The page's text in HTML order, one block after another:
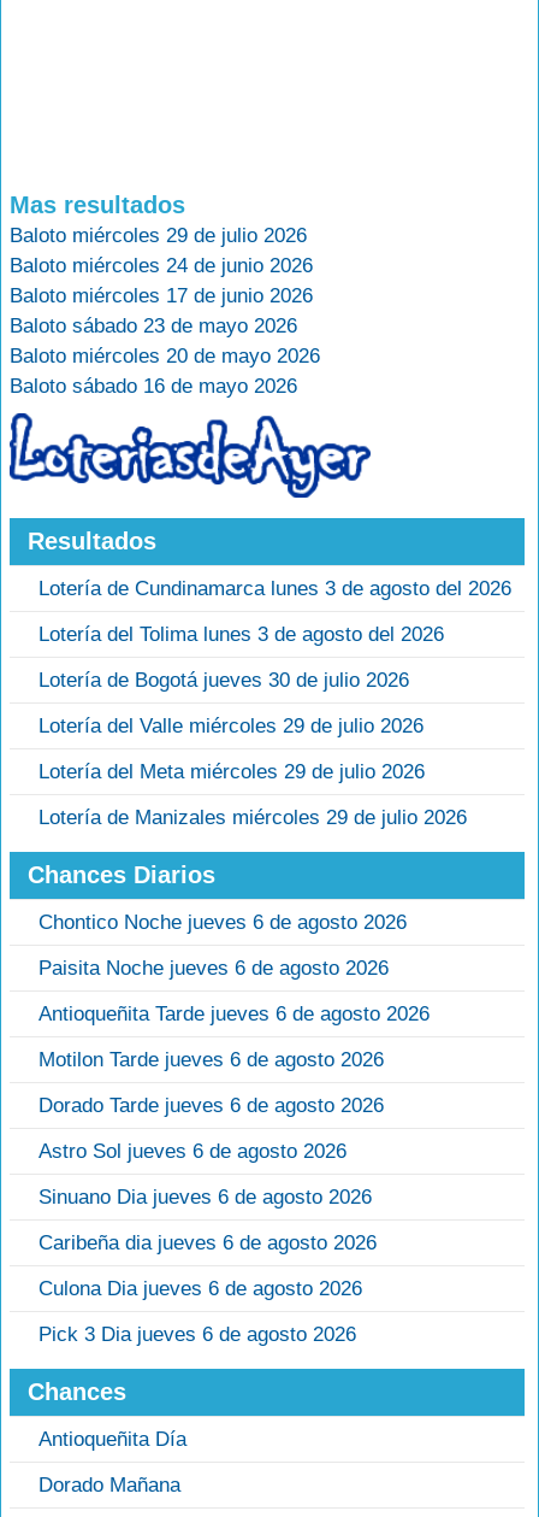
Mas resultados
Baloto miércoles 29 de julio 2026
Baloto miércoles 24 de junio 2026
Baloto miércoles 17 de junio 2026
Baloto sábado 23 de mayo 2026
Baloto miércoles 20 de mayo 2026
Baloto sábado 16 de mayo 2026
Resultados
Lotería de Cundinamarca lunes 3 de agosto del 2026
Lotería del Tolima lunes 3 de agosto del 2026
Lotería de Bogotá jueves 30 de julio 2026
Lotería del Valle miércoles 29 de julio 2026
Lotería del Meta miércoles 29 de julio 2026
Lotería de Manizales miércoles 29 de julio 2026
Chances Diarios
Chontico Noche jueves 6 de agosto 2026
Paisita Noche jueves 6 de agosto 2026
Antioqueñita Tarde jueves 6 de agosto 2026
Motilon Tarde jueves 6 de agosto 2026
Dorado Tarde jueves 6 de agosto 2026
Astro Sol jueves 6 de agosto 2026
Sinuano Dia jueves 6 de agosto 2026
Caribeña dia jueves 6 de agosto 2026
Culona Dia jueves 6 de agosto 2026
Pick 3 Dia jueves 6 de agosto 2026
Chances
Antioqueñita Día
Dorado Mañana